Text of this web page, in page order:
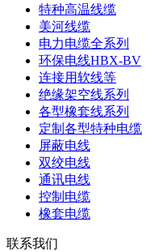
特种高温线缆
美河线缆
电力电缆全系列
环保电线HBX-BV
连接用软线等
绝缘架空线系列
各型橡套线系列
定制各型特种电缆
屏蔽电线
双绞电线
通讯电线
控制电缆
橡套电缆
联系我们